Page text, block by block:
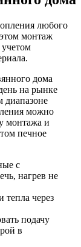
любого
монтаж
дома
на рынке
диапазоне
можно
монтажа и
печное
с
нагрев не
тепла через
подачу
в